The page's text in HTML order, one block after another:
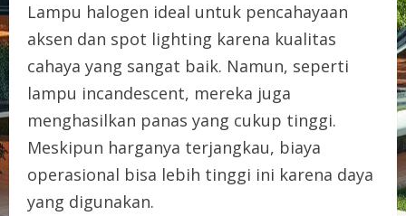
Lampu halogen ideal untuk pencahayaan
aksen dan spot lighting karena kualitas
cahaya yang sangat baik. Namun, seperti
lampu incandescent, mereka juga
menghasilkan panas yang cukup tinggi.
Meskipun harganya terjangkau, biaya
operasional bisa lebih tinggi ini karena daya
yang digunakan.